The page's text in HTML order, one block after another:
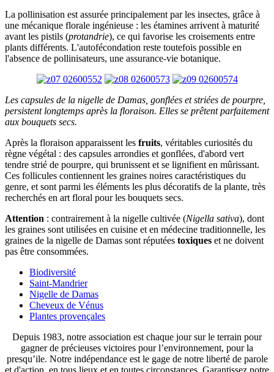
La pollinisation est assurée principalement par les insectes, grâce à
une mécanique florale ingénieuse : les étamines arrivent à maturité
avant les pistils (protandrie), ce qui favorise les croisements entre
plants différents. L'autofécondation reste toutefois possible en
l'absence de pollinisateurs, une assurance-vie botanique.
Les capsules de la nigelle de Damas, gonflées et striées de pourpre,
persistent longtemps après la floraison. Elles se prêtent parfaitement
aux bouquets secs.
Après la floraison apparaissent les fruits, véritables curiosités du
règne végétal : des capsules arrondies et gonflées, d'abord vert
tendre strié de pourpre, qui brunissent et se lignifient en mûrissant.
Ces follicules contiennent les graines noires caractéristiques du
genre, et sont parmi les éléments les plus décoratifs de la plante, très
recherchés en art floral pour les bouquets secs.
Attention : contrairement à la nigelle cultivée (Nigella sativa), dont
les graines sont utilisées en cuisine et en médecine traditionnelle, les
graines de la nigelle de Damas sont réputées toxiques et ne doivent
pas être consommées.
Biodiversité
Saint-Mandrier
Nigelle de Damas
Cheveux de Vénus
Plantes provençales
Depuis 1983, notre association est chaque jour sur le terrain pour
gagner de précieuses victoires pour l’environnement, pour la
presqu’ile. Notre indépendance est le gage de notre liberté de parole